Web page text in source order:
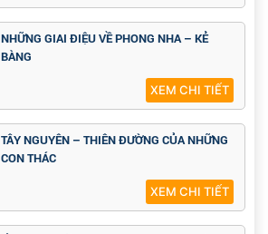
NHỮNG GIAI ĐIỆU VỀ PHONG NHA – KẺ
BÀNG
XEM CHI TIẾT
TÂY NGUYÊN – THIÊN ĐƯỜNG CỦA NHỮNG
CON THÁC
XEM CHI TIẾT